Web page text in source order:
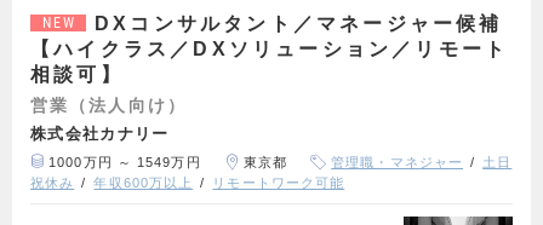
NEW
DXコンサルタント／マネージャー候補
【ハイクラス／DXソリューション／リモート
相談可】
営業（法人向け）
株式会社カナリー
1000万円 ～ 1549万円 東京都 管理職・マネジャー
土日
祝休み
年収600万以上 リモートワーク可能